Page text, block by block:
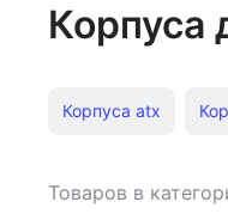
Корпуса
Корпуса atx
Товаров в